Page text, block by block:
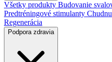
Všetky produkty Budovanie
Predtréningové stimulanty
Regenerácia
Podpora zdravia